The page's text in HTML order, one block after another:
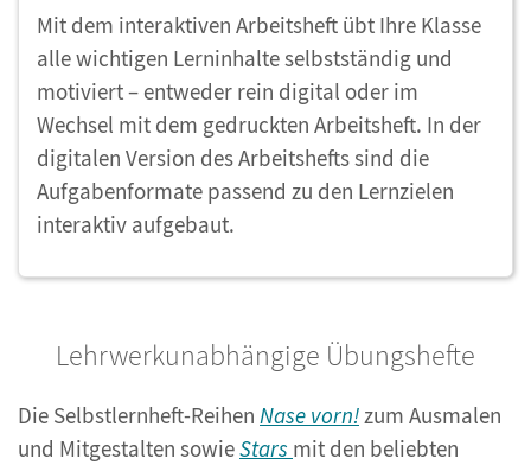
Mit dem interaktiven Arbeitsheft übt Ihre Klasse
alle wichtigen Lerninhalte selbstständig und
motiviert – entweder rein digital oder im
Wechsel mit dem gedruckten Arbeitsheft. In der
digitalen Version des Arbeitshefts sind die
Aufgabenformate passend zu den Lernzielen
interaktiv aufgebaut.
Lehrwerkunabhängige Übungshefte
Die Selbstlernheft-Reihen Nase vorn!zum Ausmalen
und Mitgestalten sowieStars mit den beliebten